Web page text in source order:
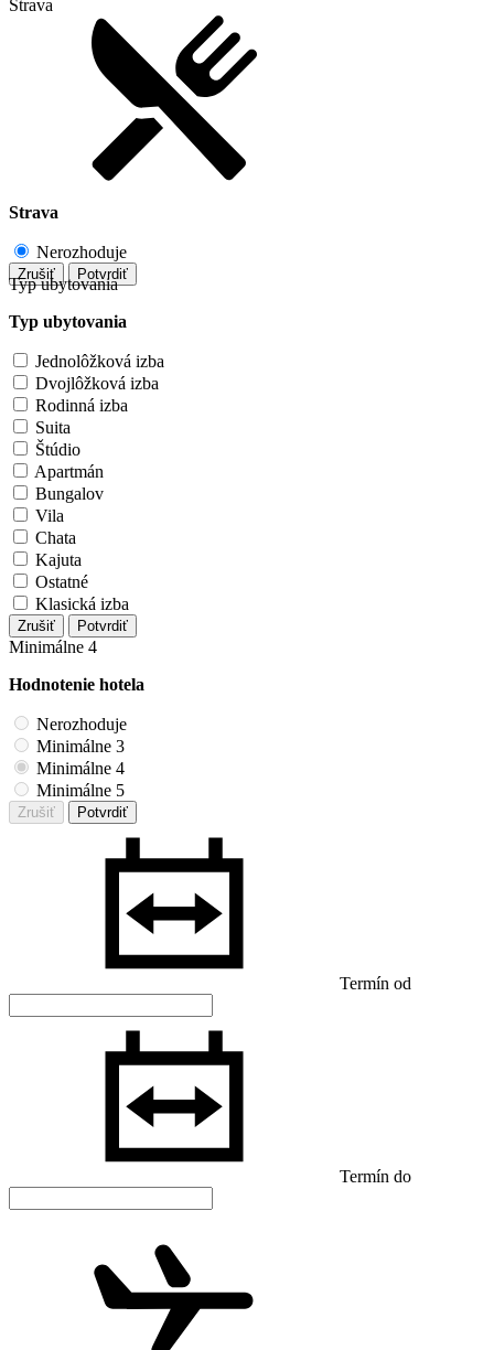
Strava
Strava
Nerozhoduje
Zrušiť Potvrdiť
Typ ubytovania
Typ ubytovania
Jednolôžková izba
Dvojlôžková izba
Rodinná izba
Suita
Štúdio
Apartmán
Bungalov
Vila
Chata
Kajuta
Ostatné
Klasická izba
Zrušiť Potvrdiť
Minimálne 4
Hodnotenie hotela
Nerozhoduje
Minimálne 3
Minimálne 4
Minimálne 5
Zrušiť Potvrdiť
Termín od
Termín do